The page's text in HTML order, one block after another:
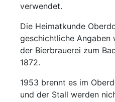
verwendet.
Die Heimatkunde
geschichtliche Angaben
der Bierbrauerei zum
1872.
1953 brennt es im
und der Stall werden